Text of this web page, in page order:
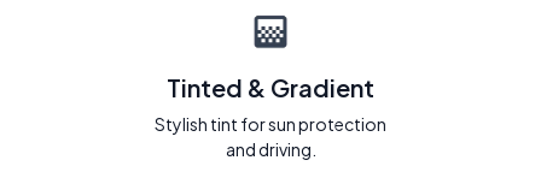
Tinted & Gradient
Stylish tint for sun protection
and driving.